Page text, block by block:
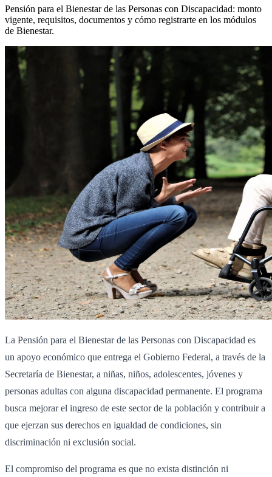
Pensión para el Bienestar de las Personas con Discapacidad: monto
vigente, requisitos, documentos y cómo registrarte en los módulos
de Bienestar.
La Pensión para el Bienestar de las Personas con Discapacidad es
un apoyo económico que entrega el Gobierno Federal, a través de la
Secretaría de Bienestar, a niñas, niños, adolescentes, jóvenes y
personas adultas con alguna discapacidad permanente. El programa
busca mejorar el ingreso de este sector de la población y contribuir a
que ejerzan sus derechos en igualdad de condiciones, sin
discriminación ni exclusión social.
El compromiso del programa es que no exista distinción ni